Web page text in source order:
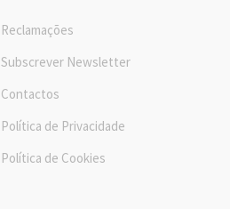
Reclamações
Subscrever Newsletter
Contactos
Política de Privacidade
Política de Cookies